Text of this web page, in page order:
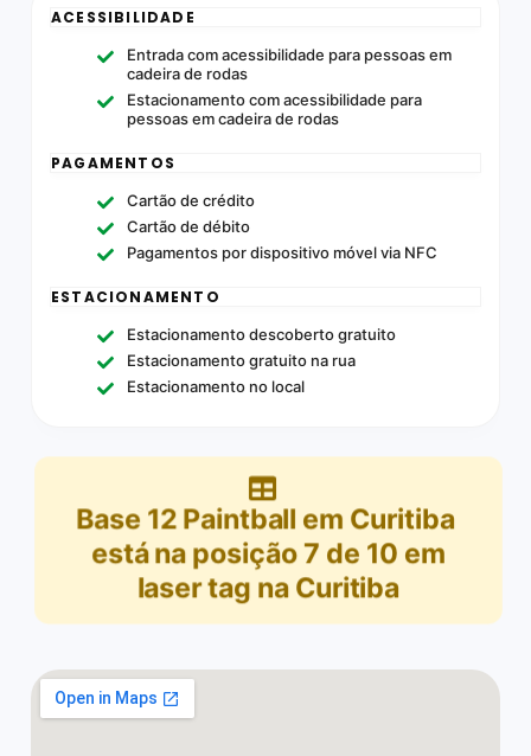
ACESSIBILIDADE
Entrada com acessibilidade para pessoas em
cadeira de rodas
Estacionamento com acessibilidade para
pessoas em cadeira de rodas
PAGAMENTOS
Cartão de crédito
Cartão de débito
Pagamentos por dispositivo móvel via NFC
ESTACIONAMENTO
Estacionamento descoberto gratuito
Estacionamento gratuito na rua
Estacionamento no local
Base 12 Paintball em Curitiba
está na posição7 de 10 em
laser tag na Curitiba